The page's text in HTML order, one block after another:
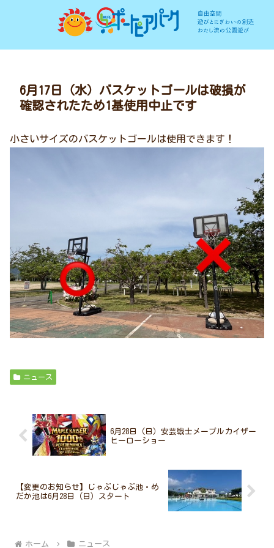
6月17日（水）バスケットゴールは破損が
確認されたため1基使用中止です
小さいサイズのバスケットゴールは使用できます！
ニュース
6月28日（日）安芸戦士メープルカイザー
ヒーローショー
【変更のお知らせ】じゃぶじゃぶ池・め
だか池は6月28日（日）スタート
ホーム ニュース